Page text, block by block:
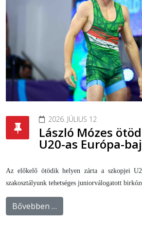
2026. JÚLIUS 12
László Mózes
U20-as Európa-
Az előkelő ötödik helyen zárta a szkopjei
szakosztályunk tehetséges juniorválogatott
Bővebben …